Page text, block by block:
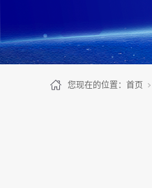
您现在的位置： 首页